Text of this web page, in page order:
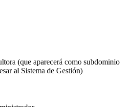
(que aparecerá como subdominio
al Sistema de Gestión)